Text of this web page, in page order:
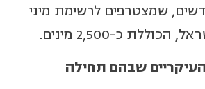
שמצטרפים לרשימת מיני
כ-2,500 מינים.
שבהם תחילה